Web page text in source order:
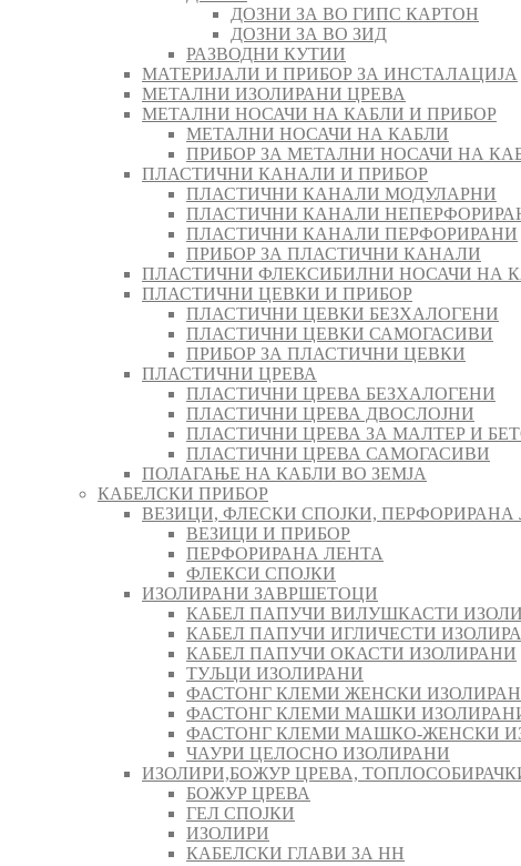
ДОЗНИ ЗА ВО ГИПС КАРТОН
ДОЗНИ ЗА ВО ЗИД
РАЗВОДНИ КУТИИ
МАТЕРИЈАЛИ И ПРИБОР ЗА ИНСТАЛАЦИЈА
МЕТАЛНИ ИЗОЛИРАНИ ЦРЕВА
МЕТАЛНИ НОСАЧИ НА КАБЛИ И ПРИБОР
МЕТАЛНИ НОСАЧИ НА КАБЛИ
ПРИБОР ЗА МЕТАЛНИ НОСАЧИ НА
ПЛАСТИЧНИ КАНАЛИ И ПРИБОР
ПЛАСТИЧНИ КАНАЛИ МОДУЛАРНИ
ПЛАСТИЧНИ КАНАЛИ
ПЛАСТИЧНИ КАНАЛИ ПЕРФОРИРАНИ
ПРИБОР ЗА ПЛАСТИЧНИ КАНАЛИ
ПЛАСТИЧНИ ФЛЕКСИБИЛНИ НОСАЧИ НА
ПЛАСТИЧНИ ЦЕВКИ И ПРИБОР
ПЛАСТИЧНИ ЦЕВКИ БЕЗХАЛОГЕНИ
ПЛАСТИЧНИ ЦЕВКИ САМОГАСИВИ
ПРИБОР ЗА ПЛАСТИЧНИ ЦЕВКИ
ПЛАСТИЧНИ ЦРЕВА
ПЛАСТИЧНИ ЦРЕВА БЕЗХАЛОГЕНИ
ПЛАСТИЧНИ ЦРЕВА ДВОСЛОЈНИ
ПЛАСТИЧНИ ЦРЕВА ЗА МАЛТЕР И
ПЛАСТИЧНИ ЦРЕВА САМОГАСИВИ
ПОЛАГАЊЕ НА КАБЛИ ВО ЗЕМЈА
КАБЕЛСКИ ПРИБОР
ВЕЗИЦИ, ФЛЕСКИ СПОЈКИ, ПЕРФОРИРАНА
ВЕЗИЦИ И ПРИБОР
ПЕРФОРИРАНА ЛЕНТА
ФЛЕКСИ СПОЈКИ
ИЗОЛИРАНИ ЗАВРШЕТОЦИ
КАБЕЛ ПАПУЧИ ВИЛУШКАСТИ
КАБЕЛ ПАПУЧИ ИГЛИЧЕСТИ
КАБЕЛ ПАПУЧИ ОКАСТИ ИЗОЛИРАНИ
ТУЉЦИ ИЗОЛИРАНИ
ФАСТОНГ КЛЕМИ ЖЕНСКИ
ФАСТОНГ КЛЕМИ МАШКИ
ФАСТОНГ КЛЕМИ МАШКO-ЖЕНСКИ
ЧАУРИ ЦЕЛОСНО ИЗОЛИРАНИ
ИЗОЛИРИ,БОЖУР ЦРЕВА,
БОЖУР ЦРЕВА
ГЕЛ СПОЈКИ
ИЗОЛИРИ
КАБЕЛСКИ ГЛАВИ ЗА НН